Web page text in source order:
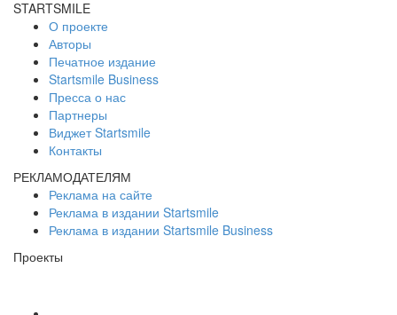
STARTSMILE
О проекте
Авторы
Печатное издание
Startsmile Business
Пресса о нас
Партнеры
Виджет Startsmile
Контакты
РЕКЛАМОДАТЕЛЯМ
Реклама на сайте
Реклама в издании Startsmile
Реклама в издании Startsmile Business
Проекты